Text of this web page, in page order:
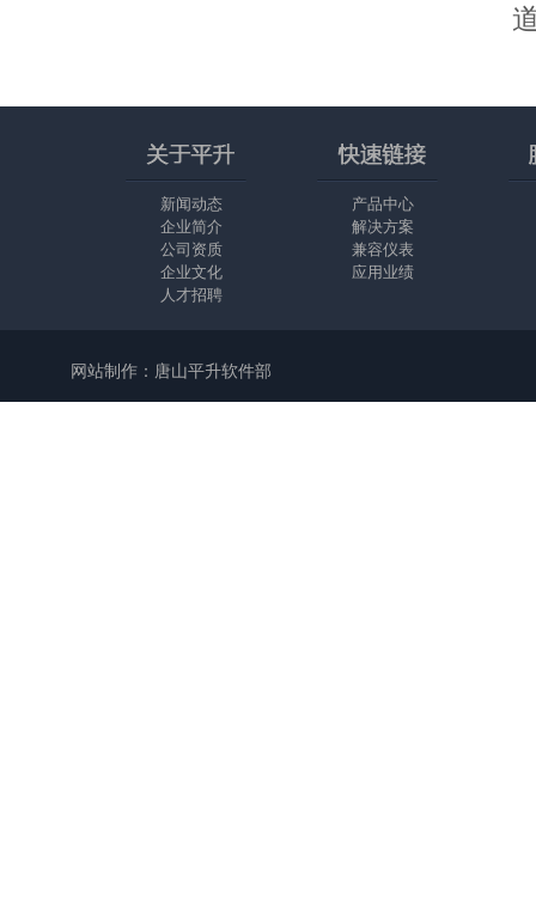
新闻动态
企业简介
公司资质
企业文化
人才招聘
产品中心
解决方案
兼容仪表
应用业绩
网站制作：唐山平升软件部